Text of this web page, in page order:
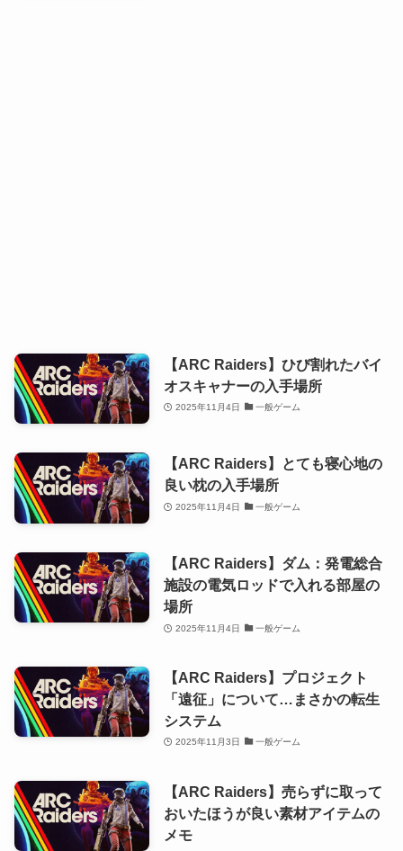
【ARC Raiders】ひび割れたバイ
オスキャナーの入手場所
2025年11月4日 一般ゲーム
【ARC Raiders】とても寝心地の
良い枕の入手場所
2025年11月4日 一般ゲーム
【ARC Raiders】ダム：発電総合
施設の電気ロッドで入れる部屋の
場所
2025年11月4日 一般ゲーム
【ARC Raiders】プロジェクト
「遠征」について…まさかの転生
システム
2025年11月3日 一般ゲーム
【ARC Raiders】売らずに取って
おいたほうが良い素材アイテムの
メモ